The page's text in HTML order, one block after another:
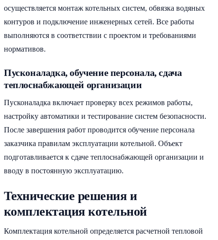
осуществляется монтаж котельных систем, обвязка водяных
контуров и подключение инженерных сетей. Все работы
выполняются в соответствии с проектом и требованиями
нормативов.
Пусконаладка, обучение персонала, сдача
теплоснабжающей организации
Пусконаладка включает проверку всех режимов работы,
настройку автоматики и тестирование систем безопасности.
После завершения работ проводится обучение персонала
заказчика правилам эксплуатации котельной. Объект
подготавливается к сдаче теплоснабжающей организации и
вводу в постоянную эксплуатацию.
Технические решения и
комплектация котельной
Комплектация котельной определяется расчетной тепловой